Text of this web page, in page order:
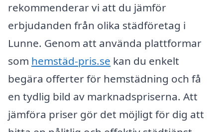
rekommenderar vi att du jämför
erbjudanden från olika städföretag i
Lunne. Genom att använda plattformar
som hemstäd-pris.se kan du enkelt
begära offerter för hemstädning och få
en tydlig bild av marknadspriserna. Att
jämföra priser gör det möjligt för dig att